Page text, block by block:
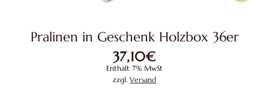
mehrere
Pralinen in Geschenk Holzbox 36er
37,10€
Enthält 7% MwSt
zzgl. Versand